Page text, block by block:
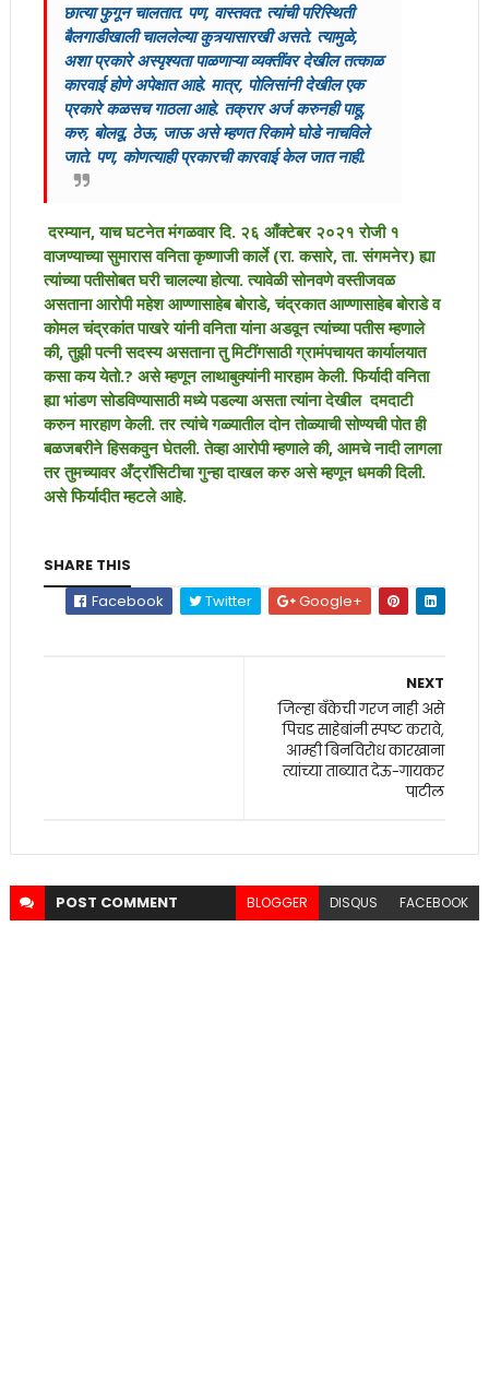
छात्या फुगून चालतात. पण, वास्तवत: त्यांची परिस्थिती
बैलगाडीखाली चाललेल्या कुत्र्यासारखी असते. त्यामुळे,
अशा प्रकारे अस्पृश्यता पाळणाऱ्या व्यक्तींवर देखील तत्काळ
कारवाई होणे अपेक्षात आहे. मात्र, पोलिसांनी देखील एक
प्रकारे कळसच गाठला आहे. तक्रार अर्ज करुनही पाहू,
करु, बोलवू, ठेऊ, जाऊ असे म्हणत रिकामे घोडे नाचविले
जाते. पण, कोणत्याही प्रकारची कारवाई केल जात नाही.
दरम्यान, याच घटनेत मंगळवार दि. २६ आँक्टेबर २०२१ रोजी १
वाजण्याच्या सुमारास वनिता कृष्णाजी कार्ले (रा. कसारे, ता. संगमनेर) ह्या
त्यांच्या पतीसोबत घरी चालल्या होत्या. त्यावेळी सोनवणे वस्तीजवळ
असताना आरोपी महेश आण्णासाहेब बोराडे, चंद्रकात आण्णासाहेब बोराडे व
कोमल चंद्रकांत पाखरे यांनी वनिता यांना अडवून त्यांच्या पतीस म्हणाले
की, तुझी पत्नी सदस्य असताना तु मिटींगसाठी ग्रामंपचायत कार्यालयात
कसा कय येतो.? असे म्हणून लाथाबुक्यांनी मारहाम केली. फिर्यादी वनिता
ह्या भांडण सोडविण्यासाठी मध्ये पडल्या असता त्यांना देखील दमदाटी
करुन मारहाण केली. तर त्यांचे गळ्यातील दोन तोळ्याची सोण्यची पोत ही
बळजबरीने हिसकवुन घेतली. तेव्हा आरोपी म्हणाले की, आमचे नादी लागला
तर तुमच्यावर अँट्रॉसिटीचा गुन्हा दाखल करु असे म्हणून धमकी दिली.
असे फिर्यादीत म्हटले आहे.
SHARE THIS
Facebook
Twitter Google+
NEXT
जिल्हा बँकेची गरज नाही असे
पिचड साहेबांनी स्पष्ट करावे,
आम्ही बिनविरोध कारखाना
त्यांच्या ताब्यात देऊ-गायकर
पाटील
POST COMMENT BLOGGER DISQUS FACEBOOK